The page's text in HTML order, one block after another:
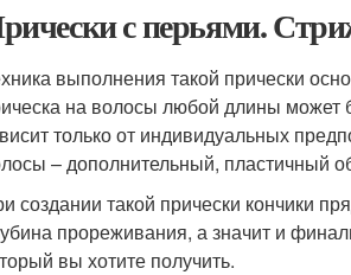
с перьями.
выполнения такой прически
на волосы любой длины может
только от индивидуальных
– дополнительный, пластичный
создании такой прически кончики
прореживания, а значит и
вы хотите получить.